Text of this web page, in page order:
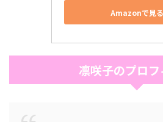
Amazonで見る
凛咲子のプロ